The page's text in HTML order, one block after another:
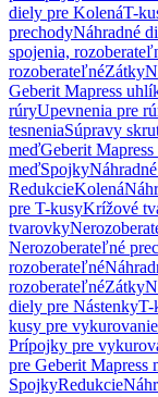
diely pre KolenáT-
prechodyNáhradné
spojenia,
rozoberateľnéZátky
Geberit Mapress
rúryUpevnenia pre
tesneniaSúpravy
meďGeberit
meďSpojky
RedukcieKolená
pre T-kusyKrížové
tvarovky
Nerozoberateľné
rozoberateľné
rozoberateľnéZátky
diely pre NástenkyT-
kusy pre vykurovanie
Prípojky pre
pre Geberit Mapress
SpojkyRedukcie